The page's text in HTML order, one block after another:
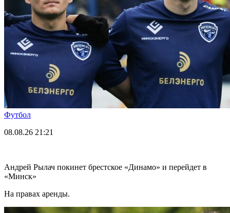
Футбол
08.08.26 21:21
Андрей Рылач покинет брестское «Динамо» и перейдет в
«Минск»
На правах аренды.